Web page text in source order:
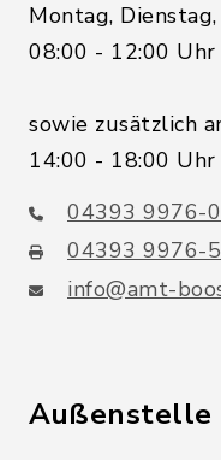
Montag,
08:00 - 12:00 Uhr
sowie zusätzlich
14:00 - 18:00 Uhr
04393 9976-0
04393 9976-
info@amt-
Außenstelle